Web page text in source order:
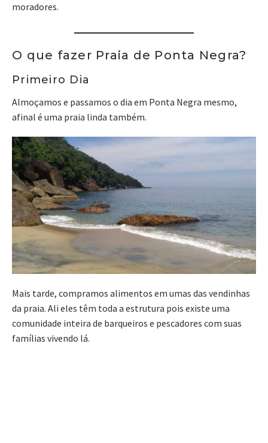
moradores.
O que fazer Praia de Ponta Negra?
Primeiro Dia
Almoçamos e passamos o dia em Ponta Negra mesmo,
afinal é uma praia linda também.
Mais tarde, compramos alimentos em umas das vendinhas
da praia. Ali eles têm toda a estrutura pois existe uma
comunidade inteira de barqueiros e pescadores com suas
famílias vivendo lá.